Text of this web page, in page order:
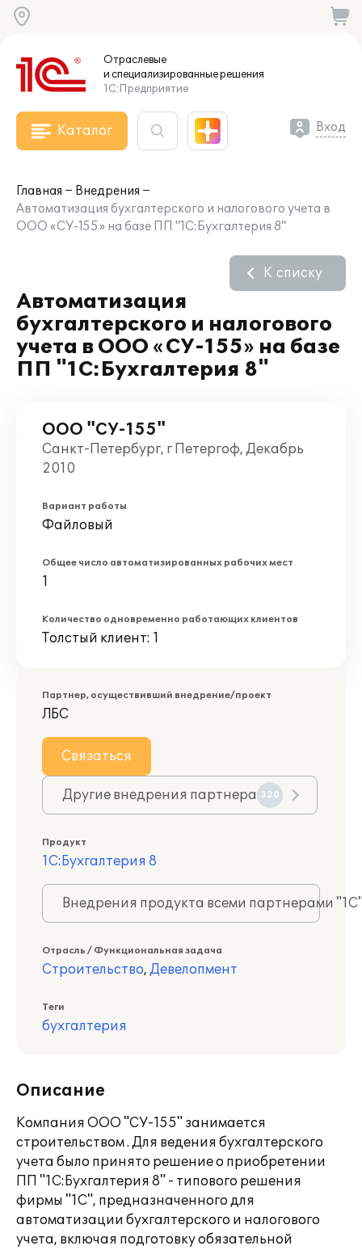
Отраслевые
и специализированныерешения
1С:Предприятие
Каталог Вход
Главная
Внедрения
Автоматизация бухгалтерского и налогового учета в
ООО «СУ-155» на базе ПП "1С:Бухгалтерия 8"
Автоматизация
бухгалтерского и налогового
учета в ООО «СУ-155» на базе
ПП "1С:Бухгалтерия 8"
К списку
ООО "СУ-155"
Санкт-Петербург, г Петергоф, Декабрь
2010
Вариант работы
Файловый
Общее число автоматизированных рабочих мест
1
Количество одновременно работающих клиентов
Толстый клиент: 1
Партнер, осуществивший внедрение/проект
ЛБС
Связаться
Другие внедрения партнера 320
Продукт
1С:Бухгалтерия 8
Внедрения продукта всеми партнерами
Отрасль / Функциональная задача
Строительство, Девелопмент
Теги
бухгалтерия
Описание
Компания ООО "СУ-155" занимается
строительством . Для ведения бухгалтерского
учета было принято решение о приобретении
ПП "1С:Бухгалтерия 8" - типового решения
фирмы "1С", предназначенного для
автоматизации бухгалтерского и налогового
учета, включая подготовку обязательной